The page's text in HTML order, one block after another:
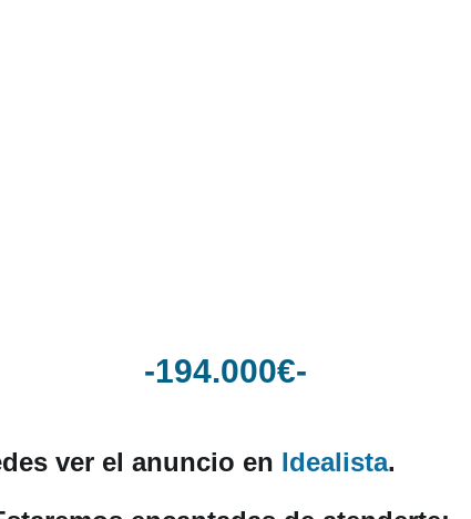
-194.000€-
ver el anuncio en Idealista.